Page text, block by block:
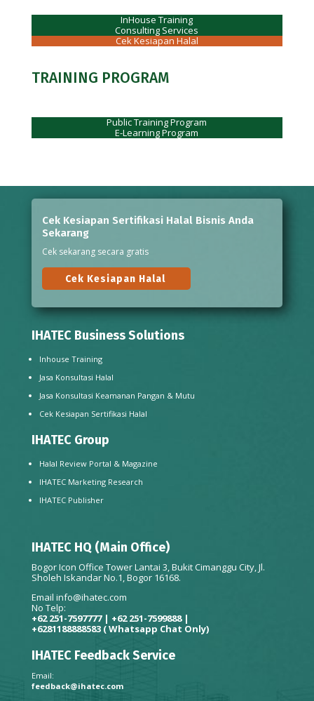
InHouse Training
Consulting Services
Cek Kesiapan Halal
TRAINING PROGRAM
Public Training Program
E-Learning Program
Cek Kesiapan Sertifikasi Halal Bisnis Anda
Sekarang
Cek sekarang secara gratis
Cek Kesiapan Halal
IHATEC Business Solutions
Inhouse Training
Jasa Konsultasi Halal
Jasa Konsultasi Keamanan Pangan & Mutu
Cek Kesiapan Sertifikasi Halal
IHATEC Group
Halal Review Portal & Magazine
IHATEC Marketing Research
IHATEC Publisher
IHATEC HQ (Main Office)
Bogor Icon Office Tower Lantai 3, Bukit Cimanggu City, Jl.
Sholeh Iskandar No.1, Bogor 16168.
Email info@ihatec.com
No Telp:
+62 251-7597777 | +62 251-7599888 |
+6281188888583 ( Whatsapp Chat Only)
IHATEC Feedback Service
Email:
feedback@ihatec.com